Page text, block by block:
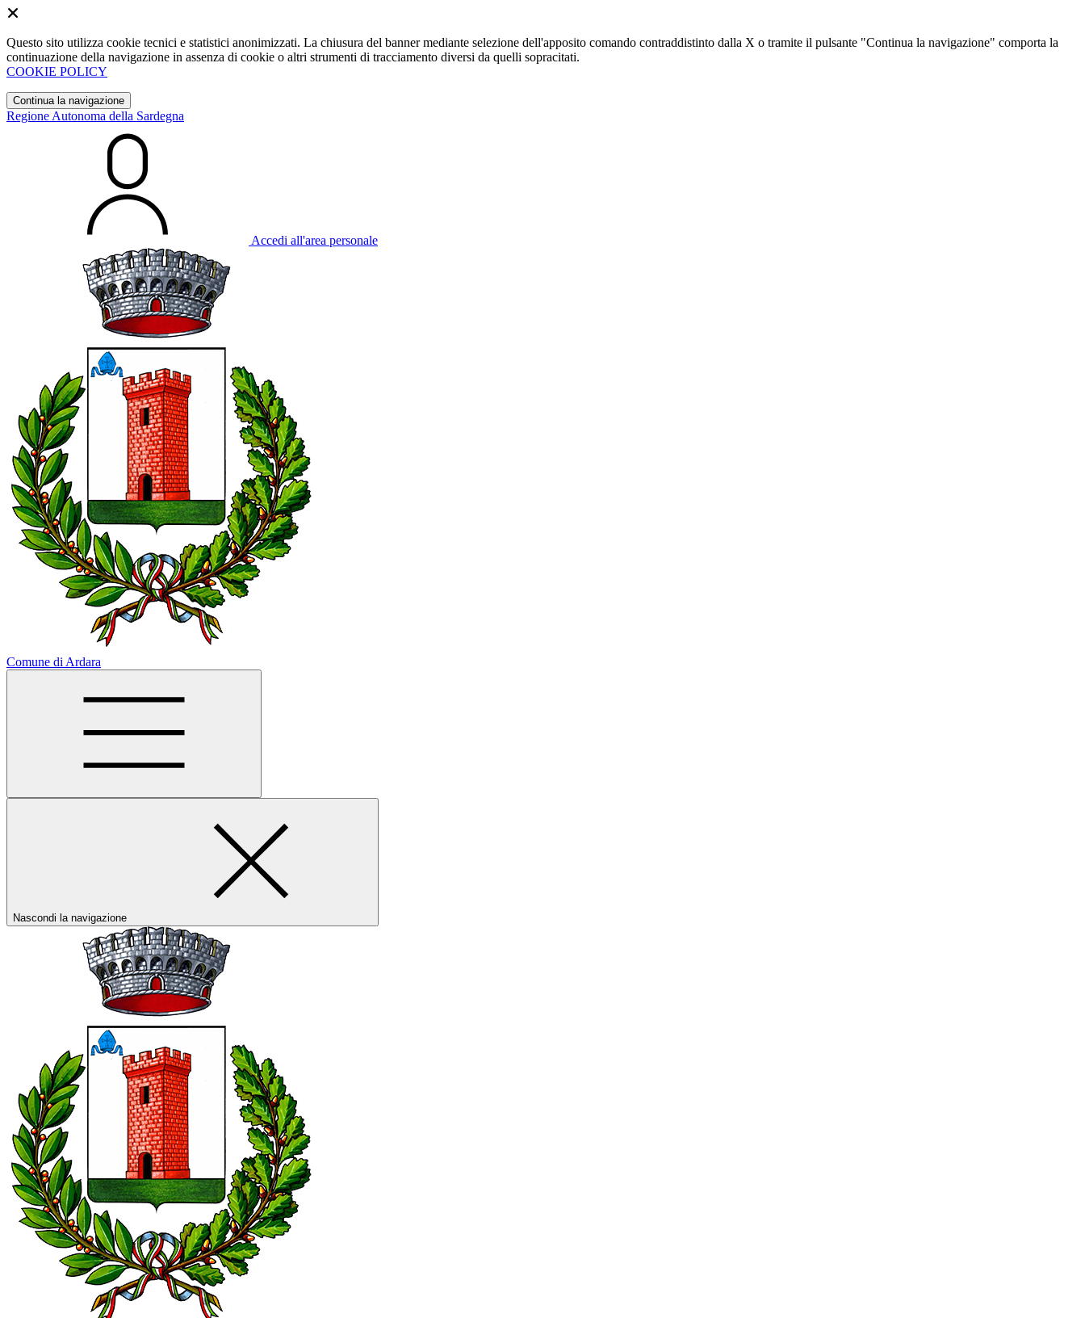
Questo sito utilizza cookie tecnici e statistici anonimizzati. La chiusura del banner mediante selezione dell'apposito comando contraddistinto dalla X o tramite il pulsante "Continua la navigazione" comporta la
continuazione della navigazione in assenza di cookie o altri strumenti di tracciamento diversi da quelli sopracitati.
COOKIE POLICY
Continua la navigazione
Regione Autonoma della Sardegna
Accedi all'area personale
Comune di Ardara
Nascondi la navigazione